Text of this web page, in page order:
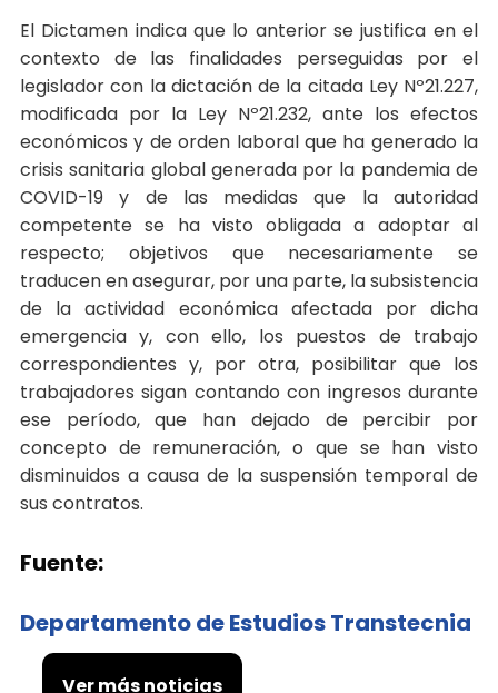
El Dictamen indica que lo anterior se justifica en el
contexto de las finalidades perseguidas por el
legislador con la dictación de la citada Ley Nº21.227,
modificada por la Ley Nº21.232, ante los efectos
económicos y de orden laboral que ha generado la
crisis sanitaria global generada por la pandemia de
COVID-19 y de las medidas que la autoridad
competente se ha visto obligada a adoptar al
respecto; objetivos que necesariamente se
traducen en asegurar, por una parte, la subsistencia
de la actividad económica afectada por dicha
emergencia y, con ello, los puestos de trabajo
correspondientes y, por otra, posibilitar que los
trabajadores sigan contando con ingresos durante
ese período, que han dejado de percibir por
concepto de remuneración, o que se han visto
disminuidos a causa de la suspensión temporal de
sus contratos.
Fuente:
Departamento de Estudios Transtecnia
Ver más noticias